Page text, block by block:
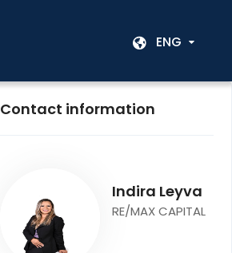
ENG
Contact information
Indira Leyva
RE/MAX CAPITAL